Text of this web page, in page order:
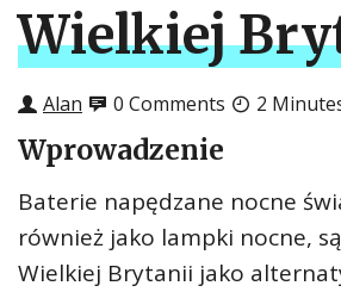
Wielkiej
Alan 0 Comments 2
Wprowadzenie
Baterie napędzane nocne
również jako lampki nocne,
Wielkiej Brytanii jako